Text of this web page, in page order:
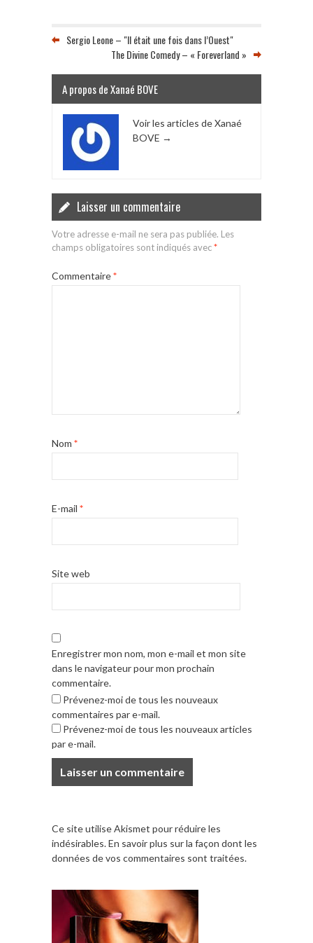
Sergio Leone – "Il était une fois dans l’Ouest"
The Divine Comedy – « Foreverland »
A propos de Xanaé BOVE
Voir les articles de Xanaé
BOVE →
Laisser un commentaire
Votre adresse e-mail ne sera pas publiée. Les
champs obligatoires sont indiqués avec*
Commentaire*
Nom *
E-mail *
Site web
Enregistrer mon nom, mon e-mail et mon site
dans le navigateur pour mon prochain
commentaire.
Prévenez-moi de tous les nouveaux
commentaires par e-mail.
Prévenez-moi de tous les nouveaux articles
par e-mail.
Ce site utilise Akismet pour réduire les
indésirables.En savoir plus sur la façon dont les
données de vos commentaires sont traitées.